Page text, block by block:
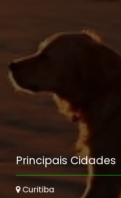
Principais Cidades
Curitiba